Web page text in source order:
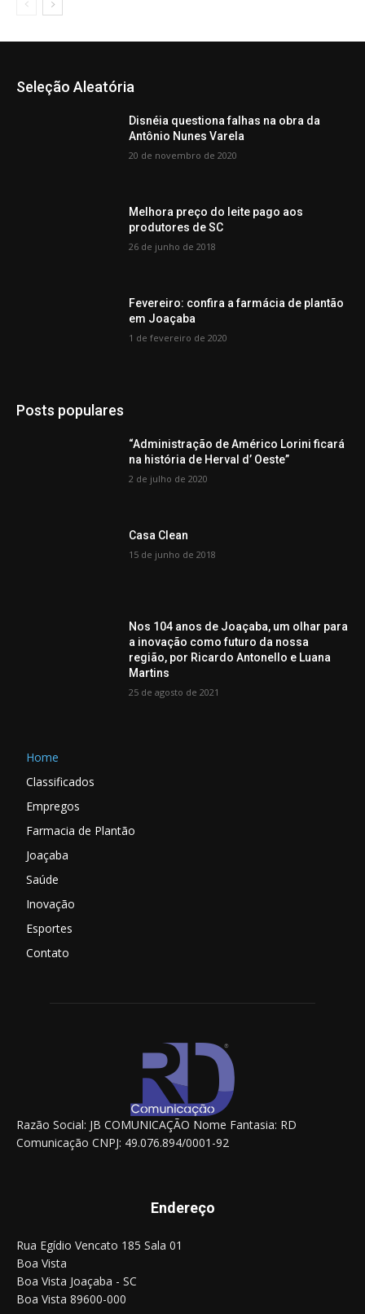
Seleção Aleatória
Disnéia questiona falhas na obra da
Antônio Nunes Varela
20 de novembro de 2020
Melhora preço do leite pago aos
produtores de SC
26 de junho de 2018
Fevereiro: confira a farmácia de plantão
em Joaçaba
1 de fevereiro de 2020
Posts populares
“Administração de Américo Lorini ficará
na história de Herval d’ Oeste”
2 de julho de 2020
Casa Clean
15 de junho de 2018
Nos 104 anos de Joaçaba, um olhar para
a inovação como futuro da nossa
região, por Ricardo Antonello e Luana
Martins
25 de agosto de 2021
Home
Classificados
Empregos
Farmacia de Plantão
Joaçaba
Saúde
Inovação
Esportes
Contato
Razão Social: JB COMUNICAÇÃO Nome Fantasia: RD
Comunicação CNPJ: 49.076.894/0001-92
Endereço
Rua Egídio Vencato 185 Sala 01
Boa Vista
Boa Vista Joaçaba - SC
Boa Vista 89600-000